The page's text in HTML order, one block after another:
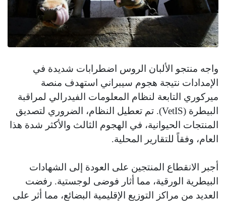
واجه منتجو الألبان الروس اضطرابات شديدة في
الإمدادات نتيجة هجوم سيبراني استهدف منصة
ميركوري التابعة لنظام المعلومات الفيدرالي لمراقبة
البيطرة (VetIS). تم تعطيل النظام، الضروري لتصديق
المنتجات الحيوانية، في الهجوم الثالث والأكثر شدة هذا
العام، وفقاً للتقارير المحلية.
أجبر الانقطاع المنتجين على العودة إلى الشهادات
البيطرية الورقية، مما أثار فوضى لوجستية. رفضت
العديد من مراكز التوزيع الإقليمية البضائع، مما أثر على